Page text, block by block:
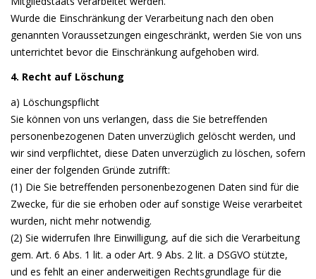
Wurde die Einschränkung der Verarbeitung nach den oben
genannten Voraussetzungen eingeschränkt, werden Sie von uns
unterrichtet bevor die Einschränkung aufgehoben wird.
4. Recht auf Löschung
a) Löschungspflicht
Sie können von uns verlangen, dass die Sie betreffenden
personenbezogenen Daten unverzüglich gelöscht werden, und
wir sind verpflichtet, diese Daten unverzüglich zu löschen, sofern
einer der folgenden Gründe zutrifft:
(1) Die Sie betreffenden personenbezogenen Daten sind für die
Zwecke, für die sie erhoben oder auf sonstige Weise verarbeitet
wurden, nicht mehr notwendig.
(2) Sie widerrufen Ihre Einwilligung, auf die sich die Verarbeitung
gem. Art. 6 Abs. 1 lit. a oder Art. 9 Abs. 2 lit. a DSGVO stützte,
und es fehlt an einer anderweitigen Rechtsgrundlage für die